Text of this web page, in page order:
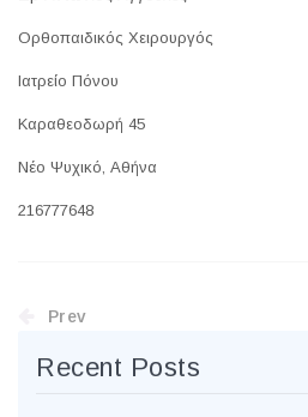
Ορθοπαιδικός Χειρουργός
Ιατρείο Πόνου
Καραθεοδωρή 45
Νέο Ψυχικό, Αθήνα
216777648
Prev
Recent Posts